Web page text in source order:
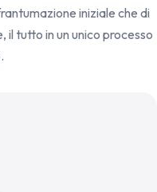
iniziale che di
tutto in un unico processo